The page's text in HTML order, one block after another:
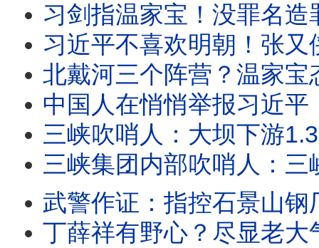
习剑指温家宝！没罪名造罪名？ 抓了秘书、屈打成招？温家进入射
习近平不喜欢明朝！张又侠跟袁崇焕也太像！《澎湖海战》
北戴河三个阵营？温家宝态度强硬！胡锦涛透露复仇动机？三峡集团泄密案
中国人在悄悄举报习近平！？公安还受理！清华教授关于中国水库的神评论，再次
三峡吹哨人：大坝下游1.32亿人有危险？万亿水利拨款被贪污！三峡是重力
三峡集团内部吹哨人：三峡大坝多处渗水？中共瞬间溃坝内部模拟被泄，目吹哨人被
武警作证：指控石景山钢厂罪恶！谷爱凌纵身一跃的钢厂，竟掩盖著361位
丁薛祥有野心？尽显老大气场，给习近平下指导棋！菲律宾发了习图片，大陆绝不敢转